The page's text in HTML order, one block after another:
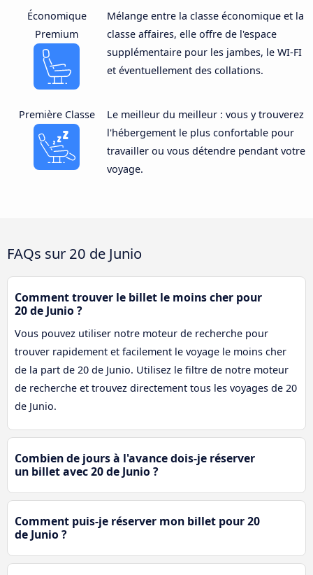
Économique
Premium
Mélange entre la classe économique et la
classe affaires, elle offre de l'espace
supplémentaire pour les jambes, le WI-FI
et éventuellement des collations.
Première Classe
Le meilleur du meilleur : vous y trouverez
l'hébergement le plus confortable pour
travailler ou vous détendre pendant votre
voyage.
FAQs sur 20 de Junio
Comment trouver le billet le moins cher pour
20 de Junio ?
Vous pouvez utiliser notre moteur de recherche pour
trouver rapidement et facilement le voyage le moins cher
de la part de 20 de Junio. Utilisez le filtre de notre moteur
de recherche et trouvez directement tous les voyages de 20
de Junio.
Combien de jours à l'avance dois-je réserver
un billet avec 20 de Junio ?
Comment puis-je réserver mon billet pour 20
de Junio ?